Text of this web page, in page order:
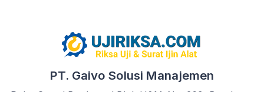
PT. Gaivo Solusi Manajemen